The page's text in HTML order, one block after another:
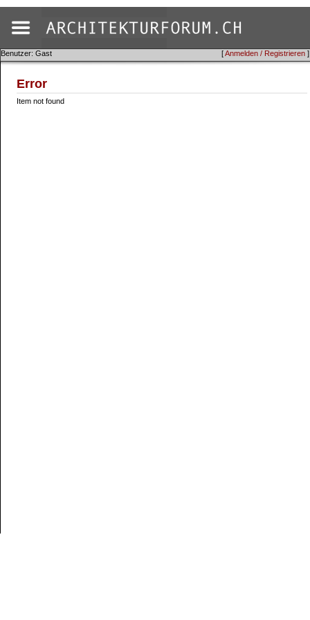
[Anmelden / Registrieren ]
Benutzer: Gast
Error
Item not found